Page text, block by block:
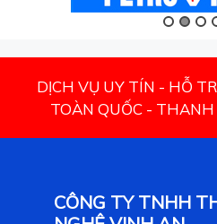
DỊCH VỤ UY TÍN - HỖ
TOÀN QUỐC -
CÔNG TY TNHH